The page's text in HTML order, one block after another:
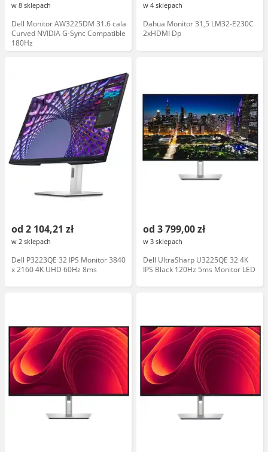
w 8 sklepach
Dell Monitor AW3225DM 31.6 cala
Curved NVIDIA G-Sync Compatible
180Hz
w 4 sklepach
Dahua Monitor 31,5 LM32-E230C
2xHDMI Dp
od 2 104,21 zł
w 2 sklepach
Dell P3223QE 32 IPS Monitor 3840
x 2160 4K UHD 60Hz 8ms
od 3 799,00 zł
w 3 sklepach
Dell UltraSharp U3225QE 32 4K
IPS Black 120Hz 5ms Monitor LED